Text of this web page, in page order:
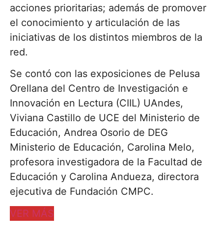
acciones prioritarias; además de promover
el conocimiento y articulación de las
iniciativas de los distintos miembros de la
red.
Se contó con las exposiciones de Pelusa
Orellana del Centro de Investigación e
Innovación en Lectura (CIIL) UAndes,
Viviana Castillo de UCE del Ministerio de
Educación, Andrea Osorio de DEG
Ministerio de Educación, Carolina Melo,
profesora investigadora de la Facultad de
Educación y Carolina Andueza, directora
ejecutiva de Fundación CMPC.
VER MÁS